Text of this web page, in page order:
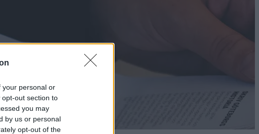
your personal or
out section to
you may
by us or personal
opt-out of the